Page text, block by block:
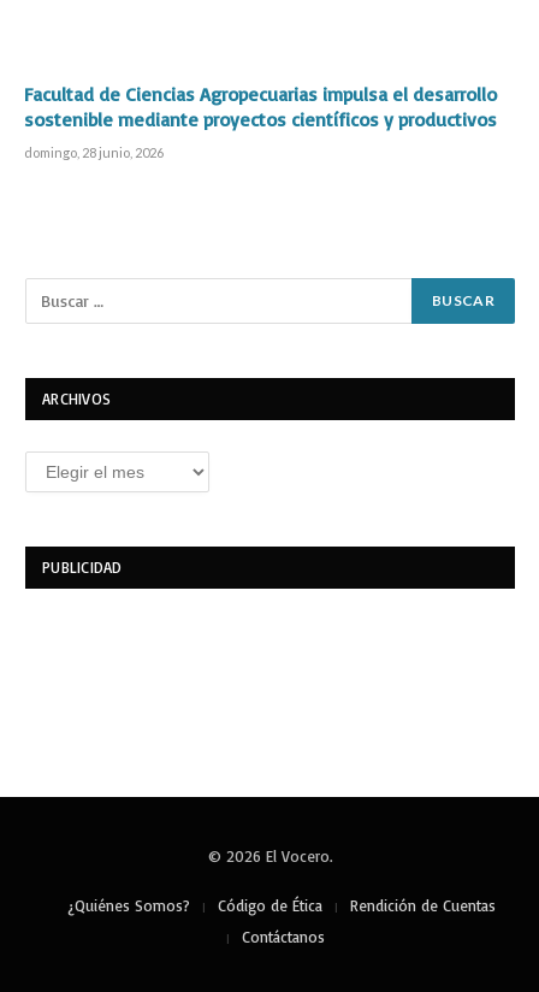
Facultad de Ciencias Agropecuarias impulsa el desarrollo
sostenible mediante proyectos científicos y productivos
domingo, 28 junio, 2026
ARCHIVOS
Archivos
PUBLICIDAD
© 2026 El Vocero.
¿Quiénes Somos? Código de Ética
Rendición de Cuentas
Contáctanos